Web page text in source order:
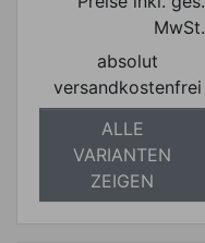
MwSt.
absolut
versandkostenfrei
ALLE
VARIANTEN
ZEIGEN